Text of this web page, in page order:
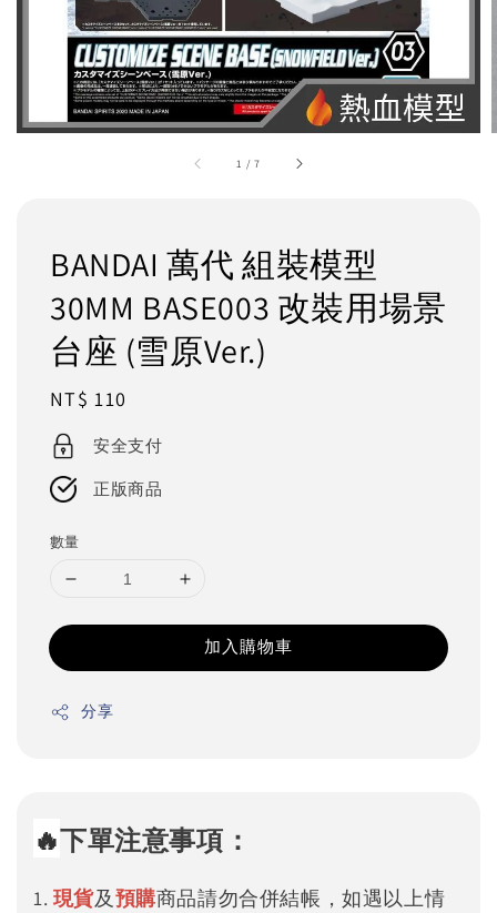
1 /7
BANDAI 萬代 組裝模型
30MM BASE003 改裝用場景
台座 (雪原Ver.)
Regular
price
NT$ 110
安全支付
正版商品
數量
加入購物車
分享
🔥下單注意事項：
1. 現貨及預購商品請勿合併結帳，如遇以上情